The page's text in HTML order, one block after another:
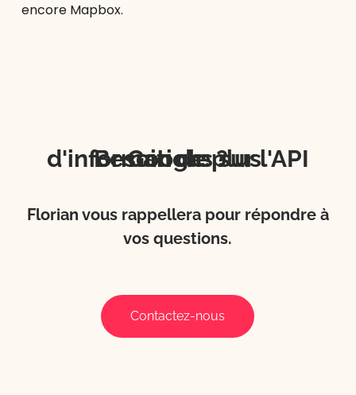
encore Mapbox.
Besoin de plus d'informations sur l'API Google ?
Florian vous rappellera pour répondre à
vos questions.
Contactez-nous